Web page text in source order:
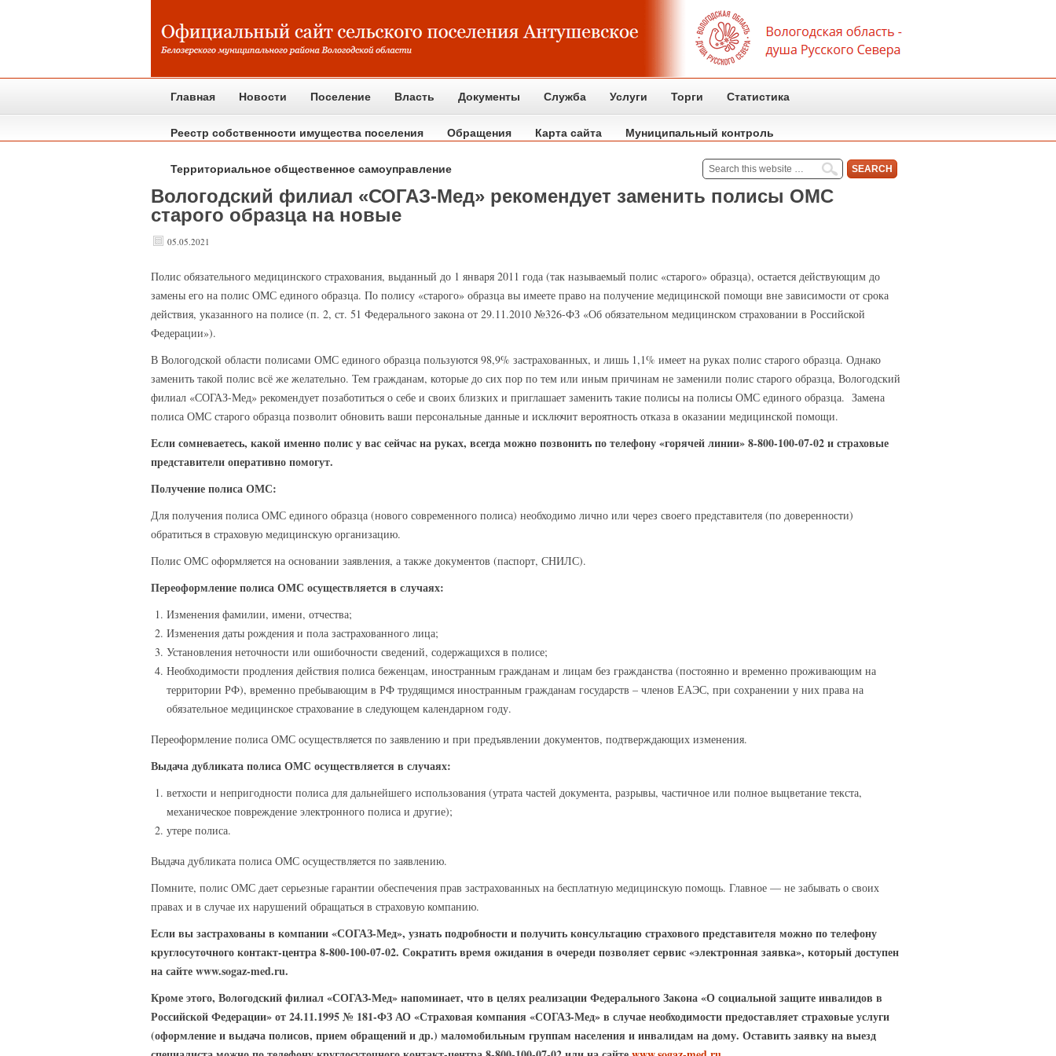
Главная Новости Поселение Власть Документы Служба Услуги Торги Статистика
Реестр собственности имущества поселения Обращения Карта сайта Муниципальный контроль
Территориальное общественное самоуправление
Вологодский филиал «СОГАЗ-Мед» рекомендует заменить полисы ОМС
старого образца на новые
05.05.2021
Полис обязательного медицинского страхования, выданный до 1 января 2011 года (так называемый полис «старого» образца), остается действующим до
замены его на полис ОМС единого образца. По полису «старого» образца вы имеете право на получение медицинской помощи вне зависимости от срока
действия, указанного на полисе (п. 2, ст. 51 Федерального закона от 29.11.2010 №326-ФЗ «Об обязательном медицинском страховании в Российской
Федерации»).
В Вологодской области полисами ОМС единого образца пользуются 98,9% застрахованных, и лишь 1,1% имеет на руках полис старого образца. Однако
заменить такой полис всё же желательно. Тем гражданам, которые до сих пор по тем или иным причинам не заменили полис старого образца, Вологодский
филиал «СОГАЗ-Мед» рекомендует позаботиться о себе и своих близких и приглашает заменить такие полисы на полисы ОМС единого образца. Замена
полиса ОМС старого образца позволит обновить ваши персональные данные и исключит вероятность отказа в оказании медицинской помощи.
Если сомневаетесь, какой именно полис у вас сейчас на руках, всегда можно позвонить по телефону «горячей линии» 8-800-100-07-02 и страховые
представители оперативно помогут.
Получение полиса ОМС:
Для получения полиса ОМС единого образца (нового современного полиса) необходимо лично или через своего представителя (по доверенности)
обратиться в страховую медицинскую организацию.
Полис ОМС оформляется на основании заявления, а также документов (паспорт, СНИЛС).
Переоформление полиса ОМС осуществляется в случаях:
Изменения фамилии, имени, отчества;
Изменения даты рождения и пола застрахованного лица;
Установления неточности или ошибочности сведений, содержащихся в полисе;
Необходимости продления действия полиса беженцам, иностранным гражданам и лицам без гражданства (постоянно и временно проживающим на
территории РФ), временно пребывающим в РФ трудящимся иностранным гражданам государств – членов ЕАЭС, при сохранении у них права на
обязательное медицинское страхование в следующем календарном году.
Переоформление полиса ОМС осуществляется по заявлению и при предъявлении документов, подтверждающих изменения.
Выдача дубликата полиса ОМС осуществляется в случаях:
ветхости и непригодности полиса для дальнейшего использования (утрата частей документа, разрывы, частичное или полное выцветание текста,
механическое повреждение электронного полиса и другие);
утере полиса.
Выдача дубликата полиса ОМС осуществляется по заявлению.
Помните, полис ОМС дает серьезные гарантии обеспечения прав застрахованных на бесплатную медицинскую помощь. Главное — не забывать о своих
правах и в случае их нарушений обращаться в страховую компанию.
Если вы застрахованы в компании «СОГАЗ-Мед», узнать подробности и получить консультацию страхового представителя можно по телефону
круглосуточного контакт-центра 8-800-100-07-02. Сократить время ожидания в очереди позволяет сервис «электронная заявка», который доступен
на сайте www.sogaz-med.ru.
Кроме этого, Вологодский филиал «СОГАЗ-Мед» напоминает, что в целях реализации Федерального Закона «О социальной защите инвалидов в
Российской Федерации» от 24.11.1995 № 181-ФЗ АО «Страховая компания «СОГАЗ-Мед» в случае необходимости предоставляет страховые услуги
(оформление и выдача полисов, прием обращений и др.) маломобильным группам населения и инвалидам на дому. Оставить заявку на выезд